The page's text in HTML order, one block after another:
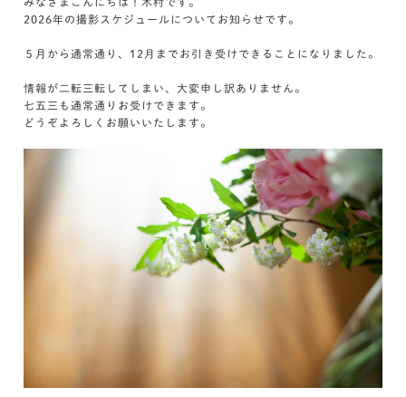
2026年の撮影スケジュールについてお知らせです。
５月から通常通り、12月までお引き受けできることになりました。
情報が二転三転してしまい、大変申し訳ありません。
七五三も通常通りお受けできます。
どうぞよろしくお願いいたします。